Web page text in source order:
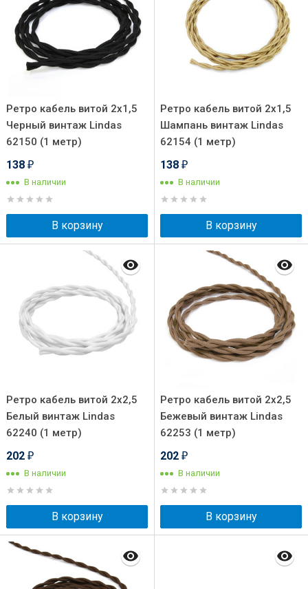
Ретро кабель витой 2x1,5
Черный винтаж Lindas
62150 (1 метр)
138 ₽
В наличии
В корзину
Ретро кабель витой 2x1,5
Шампань винтаж Lindas
62154 (1 метр)
138 ₽
В наличии
В корзину
Ретро кабель витой 2x2,5
Белый винтаж Lindas
62240 (1 метр)
202 ₽
В наличии
В корзину
Ретро кабель витой 2x2,5
Бежевый винтаж Lindas
62253 (1 метр)
202 ₽
В наличии
В корзину